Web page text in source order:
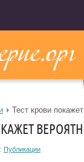
Тест крови
Публикации